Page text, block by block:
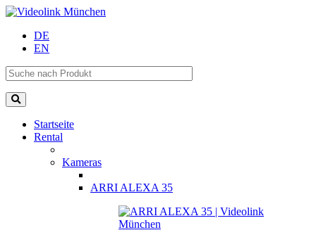
DE
EN
Startseite
Rental
Kameras
ARRI ALEXA 35